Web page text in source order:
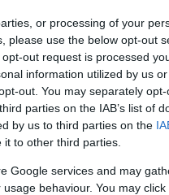
or processing of your
please use the below opt-out
out request is processed
information utilized by us
out. You may separately
parties on the IAB’s list of
by us to third parties on the
to other third parties.
Google services and may
behaviour. You may
Θεσσαλονίκης
– σταθμός της, η
σημαντικό